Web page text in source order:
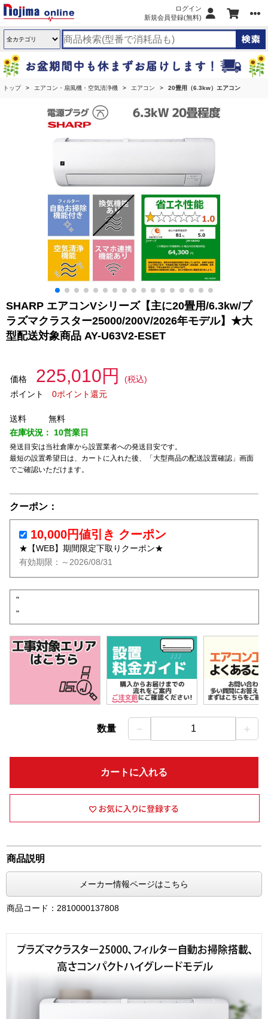
ログイン
新規会員登録(無料)
トップ エアコン・扇風機・空気清浄機 エアコン 20畳用（6.3kw）エアコン
SHARP エアコンVシリーズ【主に20畳用/6.3kw/プ
ラズマクラスター25000/200V/2026年モデル】★大
型配送対象商品 AY-U63V2-ESET
価格 225,010円
(税込)
ポイント
0ポイント還元
送料
無料
在庫状況： 10営業日
発送目安は当社倉庫から設置業者への発送目安です。
最短の設置希望日は、カートに入れた後、「大型商品の配送設置確認」画面
でご確認いただけます。
クーポン：
10,000円値引き クーポン
★【WEB】期間限定下取りクーポン★
有効期限：～2026/08/31
"
"
数量 － 1 ＋
カートに入れる
商品説明
メーカー情報ページはこちら
商品コード：2810000137808